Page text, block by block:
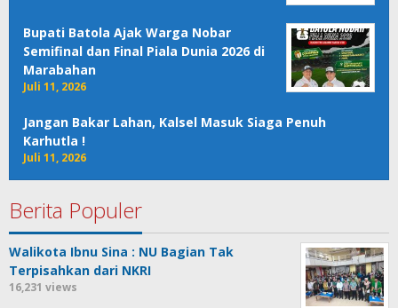
Bupati Batola Ajak Warga Nobar
Semifinal dan Final Piala Dunia 2026 di
Marabahan
Juli 11, 2026
Jangan Bakar Lahan, Kalsel Masuk Siaga Penuh
Karhutla !
Juli 11, 2026
Berita Populer
Walikota Ibnu Sina : NU Bagian Tak
Terpisahkan dari NKRI
16,231 views